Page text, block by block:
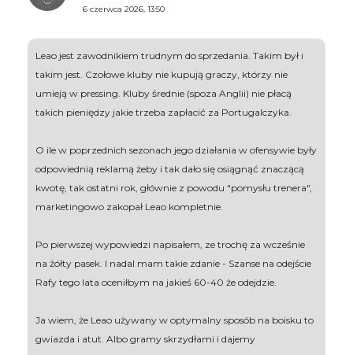
6 czerwca 2026, 13:50
Leao jest zawodnikiem trudnym do sprzedania. Takim był i
takim jest. Czołowe kluby nie kupują graczy, którzy nie
umieją w pressing. Kluby średnie (spoza Anglii) nie płacą
takich pieniędzy jakie trzeba zapłacić za Portugalczyka.
O ile w poprzednich sezonach jego działania w ofensywie były
odpowiednią reklamą żeby i tak dało się osiągnąć znaczącą
kwotę, tak ostatni rok, głównie z powodu "pomysłu trenera",
marketingowo zakopał Leao kompletnie.
Po pierwszej wypowiedzi napisałem, ze trochę za wcześnie
na żółty pasek. I nadal mam takie zdanie - Szanse na odejście
Rafy tego lata oceniłbym na jakieś 60-40 że odejdzie.
Ja wiem, że Leao używany w optymalny sposób na boisku to
gwiazda i atut. Albo gramy skrzydłami i dajemy